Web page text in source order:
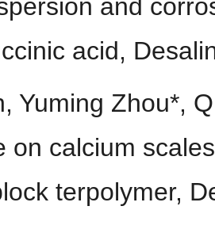
and
acid,
Yuming Zhou*,
on calcium
terpolymer,